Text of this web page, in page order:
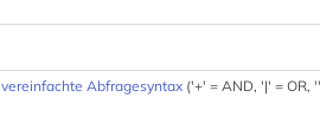
vereinfachte Abfragesyntax ('+' = AND, '|' = OR,